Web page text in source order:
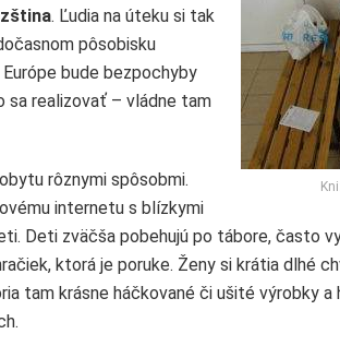
. Ľudia na úteku si tak
pôsobisku
bude bezpochyby
sa realizovať – vládne tam
rôznymi spôsobmi.
internetu s blízkymi
Deti zväčša pobehujú po tábore, často
ktorá je poruke. Ženy si krátia dlhé
tam krásne háčkované či ušité výrobky